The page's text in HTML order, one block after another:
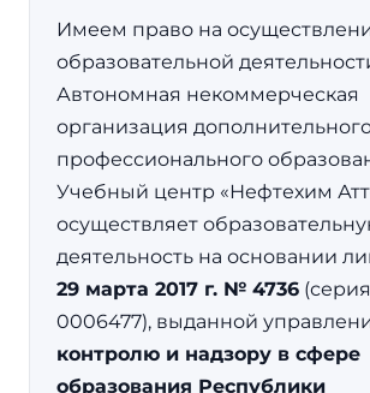
Имеем право на
образовательной
Автономная некоммерческая
организация
профессионального
Учебный центр «Нефтехим
осуществляет
деятельность на основании
29 марта 2017 г. № 4736
0006477), выданной
контролю и надзору в сфере
образования Республики